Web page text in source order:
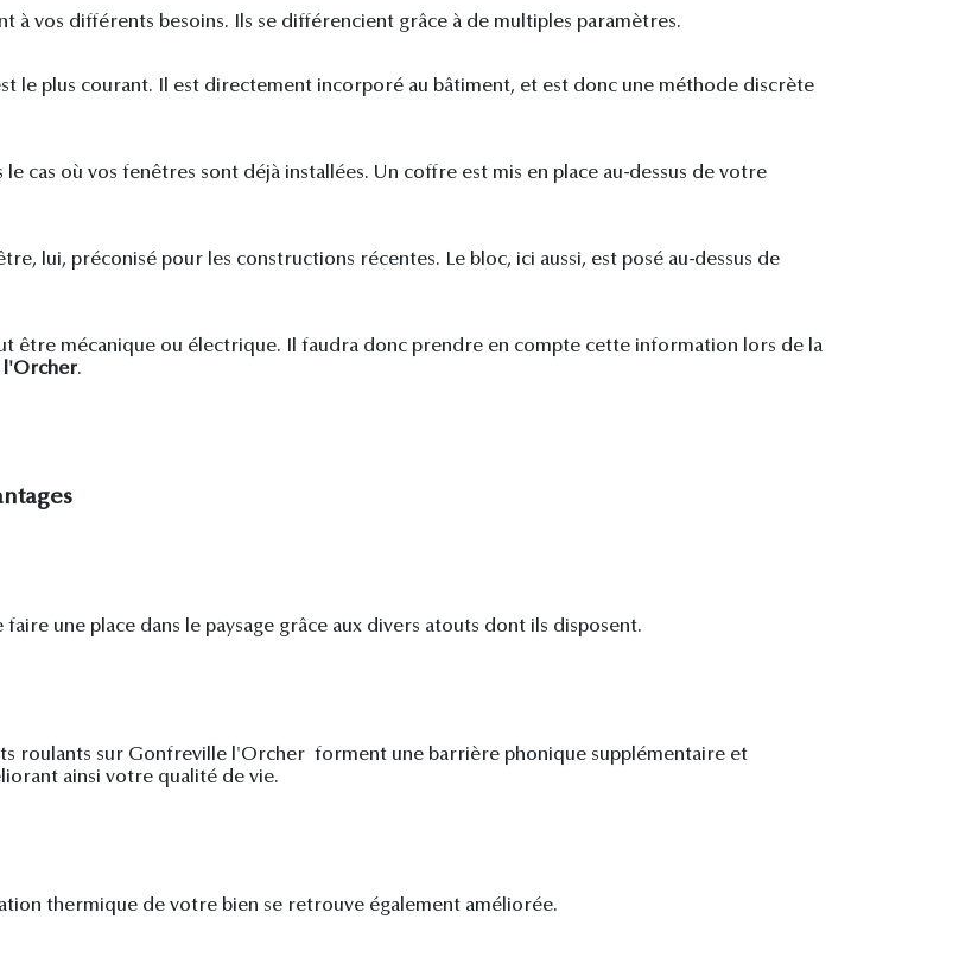
à vos différents besoins. Ils se différencient grâce à de multiples paramètres.
le plus courant. Il est directement incorporé au bâtiment, et est donc une méthode discrète
cas où vos fenêtres sont déjà installées. Un coffre est mis en place au-dessus de votre
lui, préconisé pour les constructions récentes. Le bloc, ici aussi, est posé au-dessus de
être mécanique ou électrique. Il faudra donc prendre en compte cette information lors de la
l'Orcher.
une place dans le paysage grâce aux divers atouts dont ils disposent.
roulants sur Gonfreville l'Orcher forment une barrière phonique supplémentaire et
ainsi votre qualité de vie.
thermique de votre bien se retrouve également améliorée.